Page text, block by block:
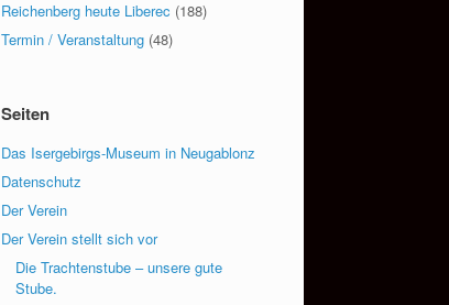
Reichenberg heute Liberec (188)
Termin / Veranstaltung (48)
Seiten
Das Isergebirgs-Museum in Neugablonz
Datenschutz
Der Verein
Der Verein stellt sich vor
Die Trachtenstube – unsere gute
Stube.